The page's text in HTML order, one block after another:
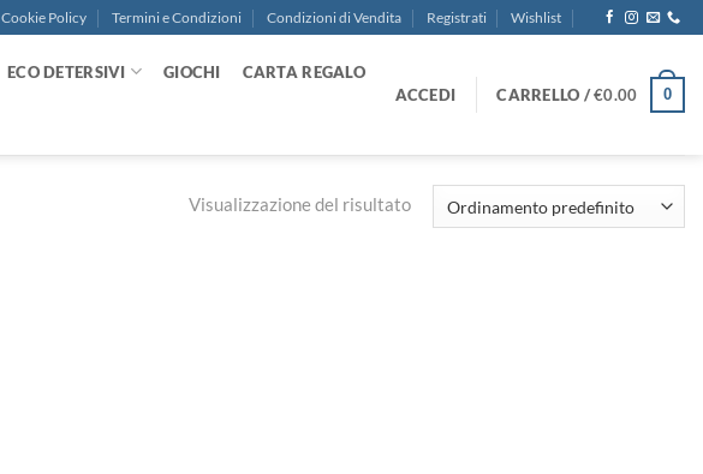
Cookie Policy Termini e Condizioni Condizioni di Vendita Registrati Wishlist
ECO DETERSIVI GIOCHI CARTA REGALO
ACCEDI CARRELLO /€0.00 0
Visualizzazione del risultato